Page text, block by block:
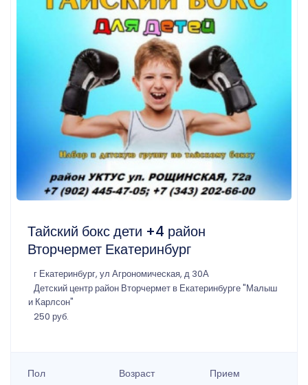
Тайский бокс дети +4 район
Вторчермет Екатеринбург
г Екатеринбург, ул Агрономическая, д 30А
Детский центр район Вторчермет в Екатеринбурге "Малыш
и Карлсон"
250 руб.
Пол Возраст Прием